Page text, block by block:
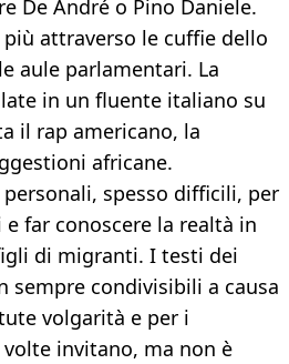
De André o Pino Daniele.
attraverso le cuffie dello
aule parlamentari. La
in un fluente italiano su
il rap americano, la
africane.
spesso difficili, per
far conoscere la realtà in
di migranti. I testi dei
sempre condivisibili a causa
volgarità e per i
invitano, ma non è